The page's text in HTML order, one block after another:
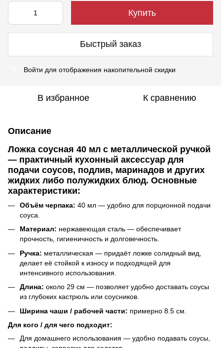
Купить
Быстрый заказ
Войти для отображения накопительной скидки
В избранное К сравнению
Описание
Ложка соусная 40 мл с металлической ручкой
— практичный кухонный аксессуар для
подачи соусов, подлив, маринадов и других
жидких либо полужидких блюд. Основные
характеристики:
Объём черпака: 40 мл — удобно для порционной подачи
соуса.
Материал: нержавеющая сталь — обеспечивает
прочность, гигиеничность и долговечность.
Ручка: металлическая — придаёт ложке солидный вид,
делает её стойкой к износу и подходящей для
интенсивного использования.
Длина: около 29 см — позволяет удобно доставать соусы
из глубоких кастрюль или соусников.
Ширина чаши / рабочей части: примерно 8.5 см.
Для кого / для чего подходит:
Для домашнего использования — удобно подавать соусы,